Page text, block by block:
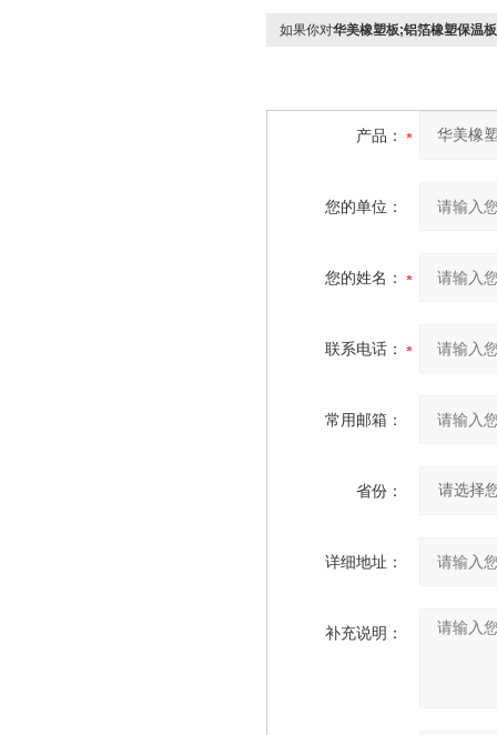
如果你对华美橡塑板;铝箔橡塑保温
产品：
您的单位：
您的姓名：
联系电话：
常用邮箱：
省份：
详细地址：
补充说明：